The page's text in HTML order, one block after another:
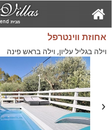
אחוזת ווינטרפל
וילה בגליל עליון, וילה בראש פינה